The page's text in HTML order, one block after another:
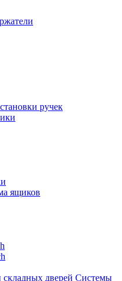
ручек
ящиков
Системы